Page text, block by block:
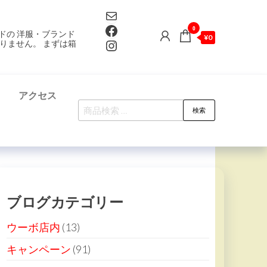
の 洋服・ブランド
ません。 まずは箱
Mail
Facebook
Instagram
0
¥0
アクセス
検
索
検索
ブログカテゴリー
ウーボ店内 (13)
キャンペーン (91)